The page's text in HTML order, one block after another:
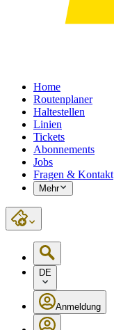
Home
Routenplaner
Haltestellen
Linien
Tickets
Abonnements
Jobs
Fragen & Kontakt
Mehr
DE
Anmeldung